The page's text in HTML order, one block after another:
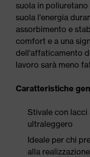
suola in
suola l'energia
assorbimento e
comfort e a una
dell'affaticamento
lavoro sarà meno
Caratteristiche
Stivale con
ultraleggero
Ideale per chi
alla